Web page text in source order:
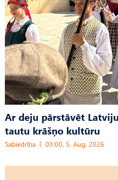
Ar deju pārstāvēt
tautu krāšņo kultūru
Sabiedrība 03:00, 5. Aug, 2026